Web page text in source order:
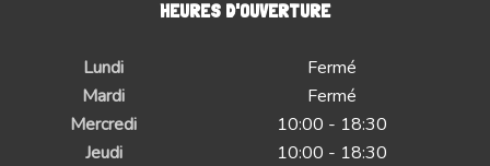
HEURES D'OUVERTURE
Lundi
Fermé
Mardi
Fermé
Mercredi
10:00 - 18:30
Jeudi
10:00 - 18:30